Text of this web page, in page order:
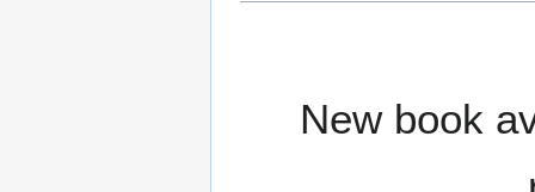
New book